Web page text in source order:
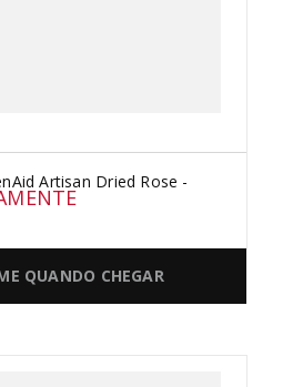
Artisan Dried Rose -
QUANDO CHEGAR